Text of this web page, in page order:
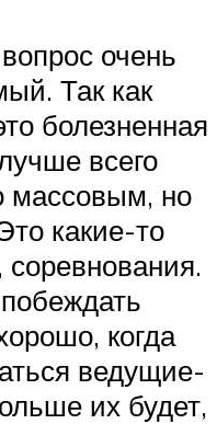
очень
Так как
болезненная
всего
массовым, но
какие-то
когда
ведущие-
их будет,